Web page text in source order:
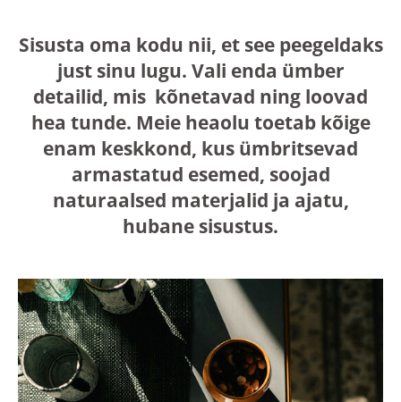
Sisusta oma kodu nii, et see peegeldaks
just sinu lugu. Vali enda ümber
detailid, mis kõnetavad ning loovad
hea tunde. Meie heaolu toetab kõige
enam keskkond, kus ümbritsevad
armastatud esemed, soojad
naturaalsed materjalid ja ajatu,
hubane sisustus.